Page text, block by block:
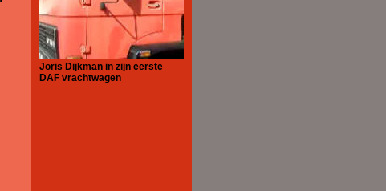
Joris Dijkman in zijn eerste
DAF vrachtwagen